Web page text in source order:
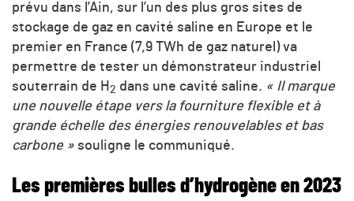
prévu dans l’Ain, sur l’un des plus gros sites de
stockage de gaz en cavité saline en Europe et le
premier en France (7,9 TWh de gaz naturel) va
permettre de tester un démonstrateur industriel
souterrain de H 2 dans une cavité saline. « Il marque
une nouvelle étape vers la fourniture flexible et à
grande échelle des énergies renouvelables et bas
carbone » souligne le communiqué.
Les premières bulles d’hydrogène en 2023